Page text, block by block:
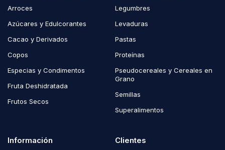
Arroces
Azúcares y Edulcorantes
Cacao y Derivados
Copos
Especias y Condimentos
Fruta Deshidratada
Frutos Secos
Legumbres
Levaduras
Pastas
Proteínas
Pseudocereales y Cereales en
Grano
Semillas
Superalimentos
Información Clientes